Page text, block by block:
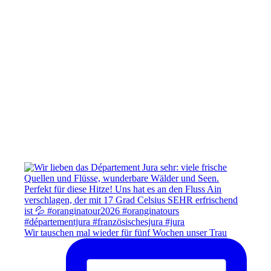
Wir tauschen mal wieder für fünf Wochen unser Trau